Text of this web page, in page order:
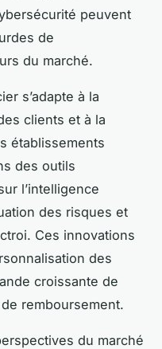
peuvent
de
du marché.
s’adapte à la
clients et à la
établissements
des outils
l’intelligence
des risques et
Ces innovations
des
croissante de
remboursement.
du marché